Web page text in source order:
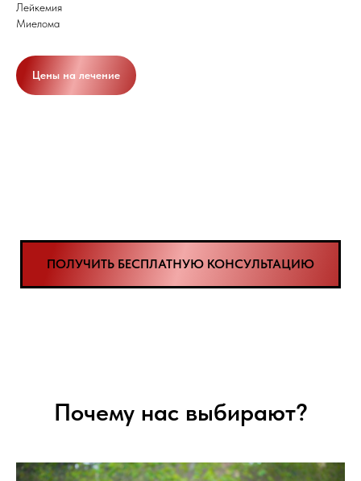
Лейкемия
Миелома
Цены на лечение
ПОЛУЧИТЬ БЕСПЛАТНУЮ КОНСУЛЬТАЦИЮ
Почему нас выбирают?